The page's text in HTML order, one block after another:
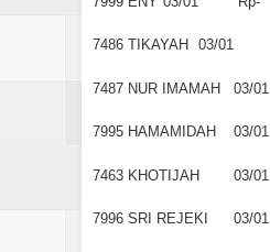
7486 TIKAYAH 03/01
7487 NUR IMAMAH 03/01
7995 HAMAMIDAH 03/01
7463 KHOTIJAH 03/01
7996 SRI REJEKI 03/01